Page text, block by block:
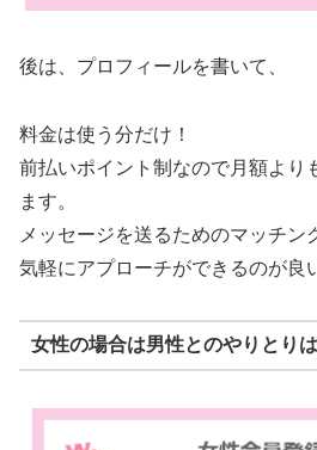
後は、プロフィールを書いて、
料金は使う分だけ！
前払いポイント制なので月額より
ます。
メッセージを送るためのマッチン
気軽にアプローチができるのが良
女性の場合は男性とのやりとり